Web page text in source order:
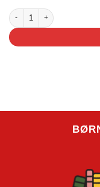
Skibet i Skilteskoven antal